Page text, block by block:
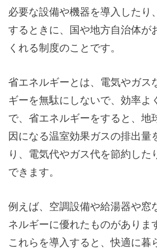
必要な設備や機器を導入したり
するときに、国や地方自治体が
くれる制度のことです。
省エネルギーとは、電気やガス
ギーを無駄にしないで、効率よ
で、省エネルギーをすると、地
因になる温室効果ガスの排出量
り、電気代やガス代を節約した
できます。
例えば、空調設備や給湯器や窓
ネルギーに優れたものがありま
これらを導入すると、快適に暮